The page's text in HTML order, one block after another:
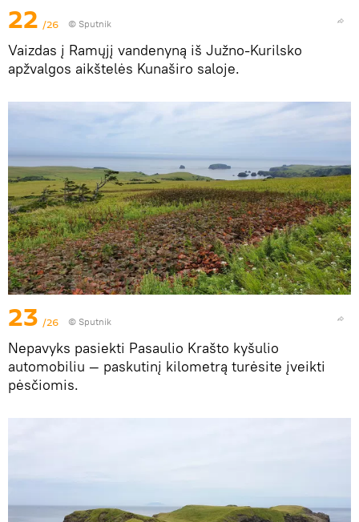
22 /26 © Sputnik
Vaizdas į Ramųjį vandenyną iš Južno-Kurilsko
apžvalgos aikštelės Kunaširo saloje.
23 /26 © Sputnik
Nepavyks pasiekti Pasaulio Krašto kyšulio
automobiliu — paskutinį kilometrą turėsite įveikti
pėsčiomis.